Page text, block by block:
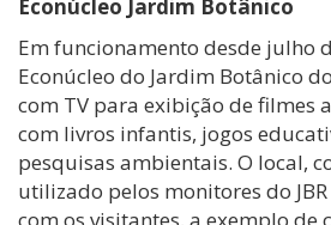
Econúcleo Jardim Botânico
Em funcionamento desde julho
Econúcleo do Jardim Botânico do
com TV para exibição de filmes
com livros infantis, jogos
pesquisas ambientais. O local,
utilizado pelos monitores do